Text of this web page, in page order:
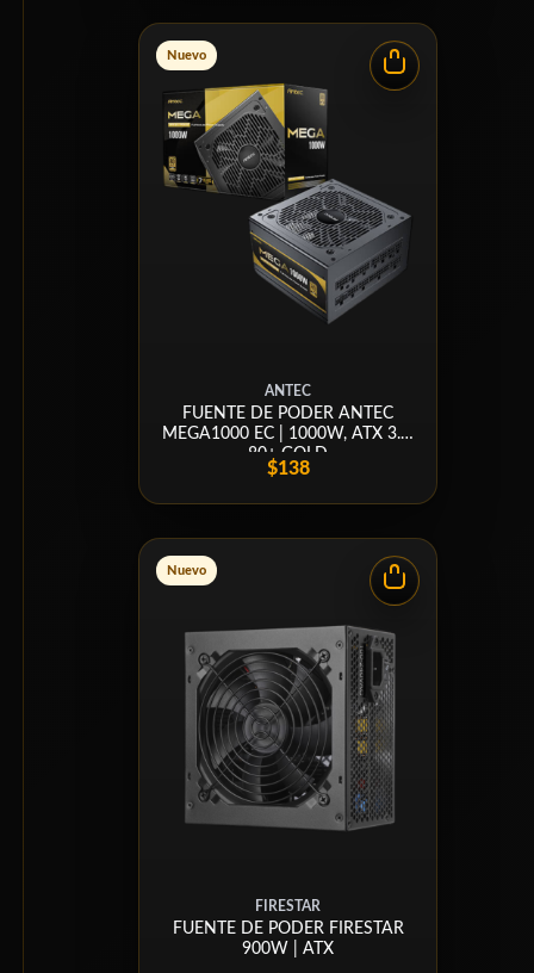
Nuevo
ANTEC
FUENTE DE PODER ANTEC
MEGA1000 EC | 1000W, ATX 3.1,
80+ GOLD
$138
Nuevo
FIRESTAR
FUENTE DE PODER FIRESTAR
900W | ATX